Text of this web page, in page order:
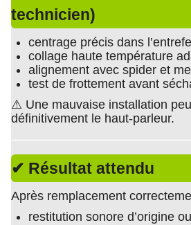
technicien)
centrage précis dans
collage haute température
alignement avec spider et
test de frottement avant
⚠ Une mauvaise installation
définitivement le haut-parleur.
✔ Résultat attendu
Après remplacement
restitution sonore d’origine